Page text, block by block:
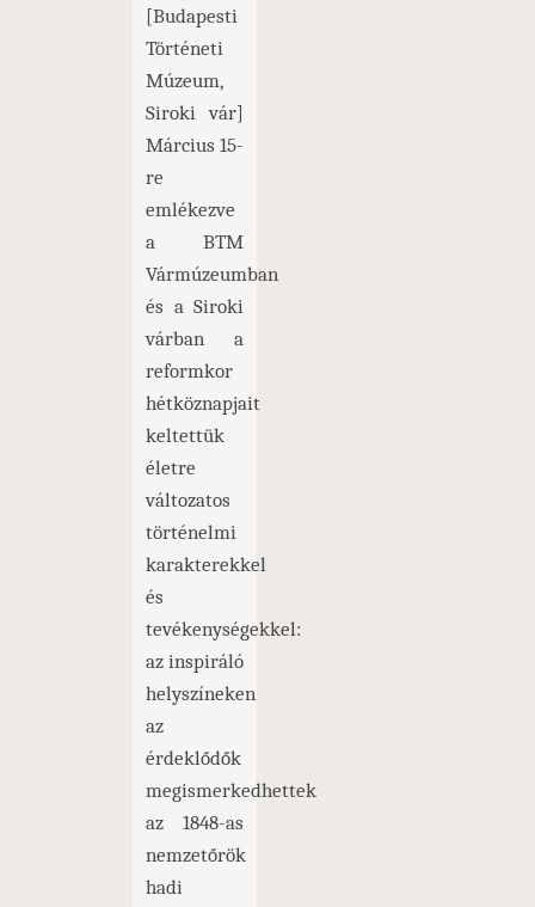
[Budapesti
Történeti
Múzeum,
Siroki vár]
Március 15-
re
emlékezve
a BTM
Vármúzeumban
és a Siroki
várban a
reformkor
hétköznapjait
keltettük
életre
változatos
történelmi
karakterekkel
és
tevékenységekkel:
az inspiráló
helyszíneken
az
érdeklődők
megismerkedhettek
az 1848-as
nemzetőrök
hadi